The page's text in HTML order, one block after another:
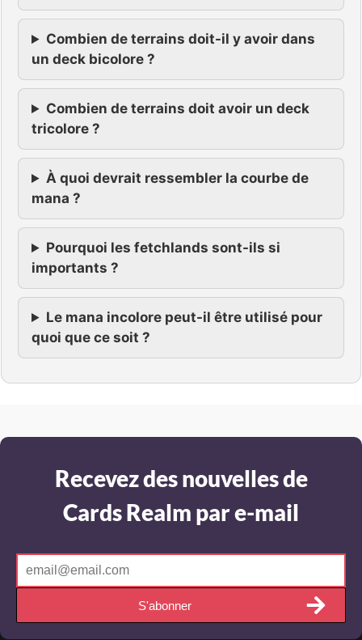
Combien de terrains doit-il y avoir dans
un deck bicolore ?
Combien de terrains doit avoir un deck
tricolore ?
À quoi devrait ressembler la courbe de
mana ?
Pourquoi les fetchlands sont-ils si
importants ?
Le mana incolore peut-il être utilisé pour
quoi que ce soit ?
Recevez des nouvelles de
Cards Realm par e-mail
S'abonner